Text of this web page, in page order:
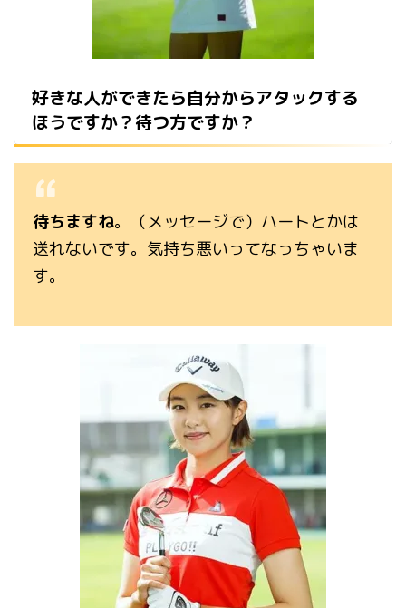
好きな人ができたら自分からアタックする
ほうですか？待つ方ですか？
待ちますね。（メッセージで）ハートとかは
送れないです。気持ち悪いってなっちゃいま
す。